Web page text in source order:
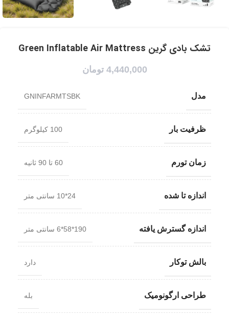
تشک بادی گرین Green Inflatable Air Mattress
4,440,000 تومان
مدل GNINFARMTSBK
ظرفیت بار 100 کیلوگرم
زمان تورم 60 تا 90 ثانیه
اندازه تا شده 24*10 سانتی متر
اندازه گسترش یافته 190*58*6 سانتی متر
بالش توکار دارد
طراحی ارگونومیک بله